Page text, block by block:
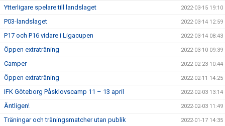
Ytterligare spelare till landslaget 2022-03-15 19:10
P03-landslaget 2022-03-14 12:59
P17 och P16 vidare i Ligacupen 2022-03-14 08:43
Öppen extraträning 2022-03-10 09:39
Camper 2022-02-23 10:44
Öppen extraträning 2022-02-11 14:25
IFK Göteborg Påsklovscamp 11 – 13 april 2022-02-03 13:14
Äntligen! 2022-02-03 11:49
Träningar och träningsmatcher utan publik 2022-01-17 14:35